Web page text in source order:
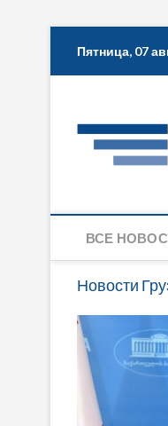
Пятница, 07
ВСЕ
Новости